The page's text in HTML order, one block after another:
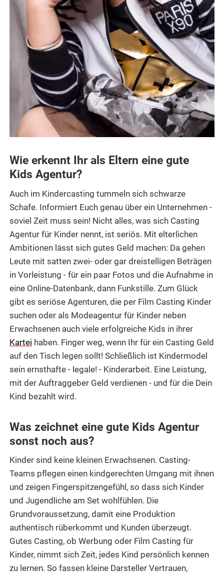
Wie erkennt Ihr als Eltern eine gute
Kids Agentur?
Auch im Kindercasting tummeln sich schwarze
Schafe. Informiert Euch genau über ein Unternehmen -
soviel Zeit muss sein! Nicht alles, was sich Casting
Agentur für Kinder nennt, ist seriös. Mit elterlichen
Ambitionen lässt sich gutes Geld machen: Da gehen
Leute mit satten zwei- oder gar dreistelligen Beträgen
in Vorleistung - für ein paar Fotos und die Aufnahme in
eine Online-Datenbank, dann Funkstille. Zum Glück
gibt es seriöse Agenturen, die per Film Casting Kinder
suchen oder als Modeagentur für Kinder neben
Erwachsenen auch viele erfolgreiche Kids in ihrer
Kartei haben. Finger weg, wenn Ihr für ein Casting Geld
auf den Tisch legen sollt! Schließlich ist Kindermodel
sein ernsthafte - legale! - Kinderarbeit. Eine Leistung,
mit der Auftraggeber Geld verdienen - und für die Dein
Kind bezahlt wird.
Was zeichnet eine gute Kids Agentur
sonst noch aus?
Kinder sind keine kleinen Erwachsenen. Casting-
Teams pflegen einen kindgerechten Umgang mit ihnen
und zeigen Fingerspitzengefühl, so dass sich Kinder
und Jugendliche am Set wohlfühlen. Die
Grundvoraussetzung, damit eine Produktion
authentisch rüberkommt und Kunden überzeugt.
Gutes Casting, ob Werbung oder Film Casting für
Kinder, nimmt sich Zeit, jedes Kind persönlich kennen
zu lernen. So fassen kleine Darsteller Vertrauen,